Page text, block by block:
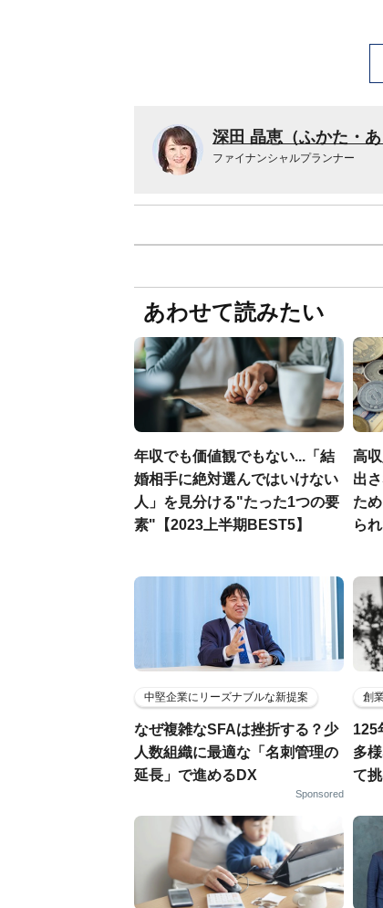
深田 晶恵（ふかた・あ
ファイナンシャルプランナー
あわせて読みたい
年収でも価値観でもない...「結
婚相手に絶対選んではいけない
人」を見分ける"たった1つの要
素"【2023上半期BEST5】
高
出
た
ら
中堅企業にリーズナブルな新提案
なぜ複雑なSFAは挫折する？少
人数組織に最適な「名刺管理の
延長」で進めるDX
Sponsored
創
125
多
て